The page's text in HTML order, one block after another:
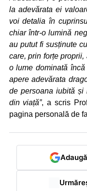
la adevărata ei
voi detalia în
chiar într-o lumină
au putut fi susținute
care, prin forțe
o lume dominată
apere adevărata
de persoana iubită și
din viață”, a scris
pagina personală de